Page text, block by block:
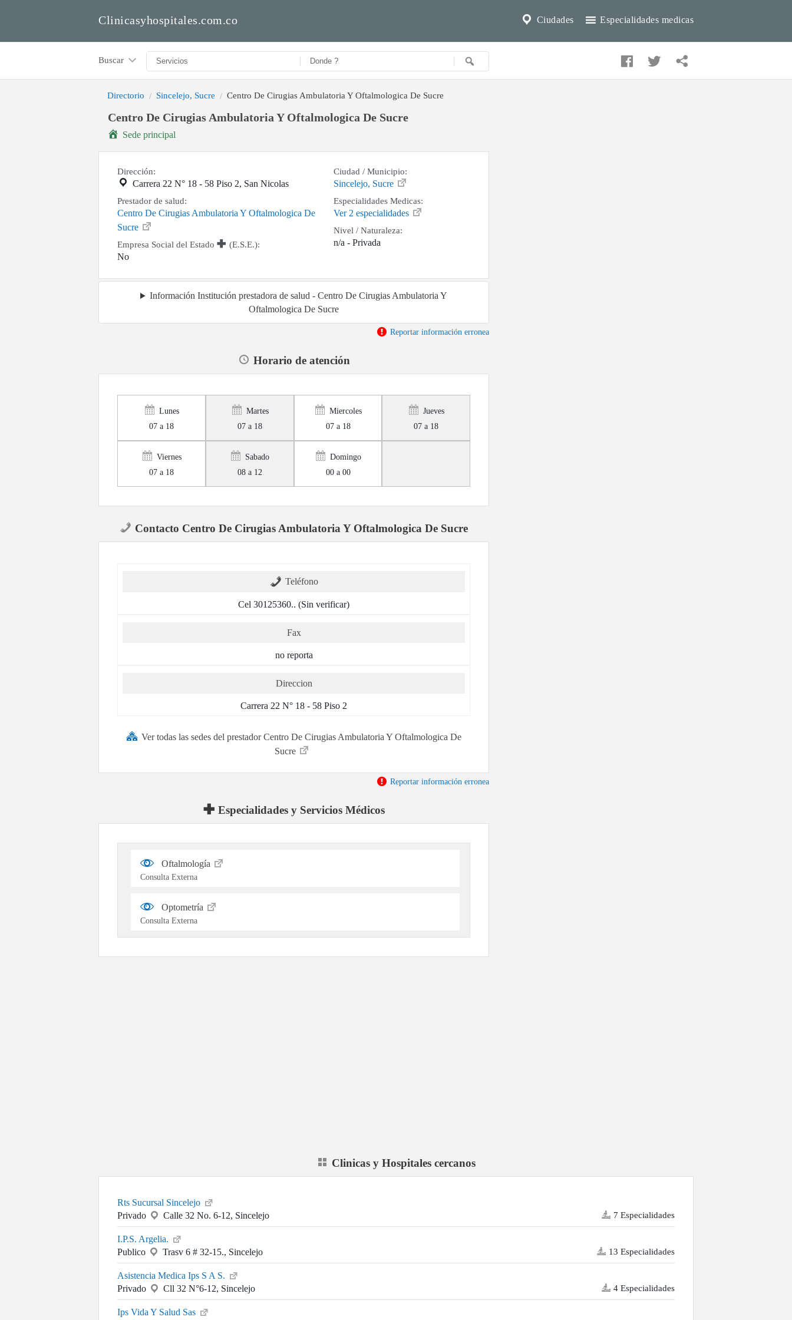
Especialidades medicas
Ciudades
Clinicasyhospitales.com.co
Buscar
Directorio Sincelejo, Sucre Centro De Cirugias Ambulatoria Y Oftalmologica De Sucre
Centro De Cirugias Ambulatoria Y Oftalmologica De Sucre
Sede principal
Dirección:
Carrera 22 N° 18 - 58 Piso 2, San Nicolas
Prestador de salud:
Centro De Cirugias Ambulatoria Y Oftalmologica De
Sucre
Empresa Social del Estado
(E.S.E.):
No
Ciudad / Municipio:
Sincelejo, Sucre
Especialidades Medicas:
Ver 2 especialidades
Nivel / Naturaleza:
n/a - Privada
Información Institución prestadora de salud - Centro De Cirugias Ambulatoria Y
Oftalmologica De Sucre
Reportar información erronea
Horario de atención
Lunes
07 a 18
Martes
07 a 18
Miercoles
07 a 18
Jueves
07 a 18
Viernes
07 a 18
Sabado
08 a 12
Domingo
00 a 00
Contacto Centro De Cirugias Ambulatoria Y Oftalmologica De Sucre
Teléfono
Cel 30125360.. (Sin verificar)
Fax
no reporta
Direccion
Carrera 22 N° 18 - 58 Piso 2
Ver todas las sedes del prestador Centro De Cirugias Ambulatoria Y Oftalmologica De
Sucre
Reportar información erronea
Especialidades y Servicios Médicos
Oftalmología
Consulta Externa
Optometría
Consulta Externa
Clinicas y Hospitales cercanos
Rts Sucursal Sincelejo
7 Especialidades
Privado Calle 32 No. 6-12, Sincelejo
I.P.S. Argelia.
13 Especialidades
Publico Trasv 6 # 32-15., Sincelejo
Asistencia Medica Ips S A S.
4 Especialidades
Privado Cll 32 N°6-12, Sincelejo
Ips Vida Y Salud Sas